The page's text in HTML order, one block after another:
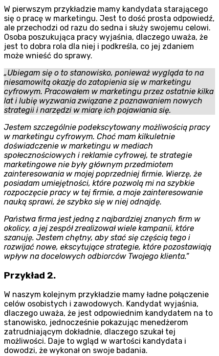
W pierwszym przykładzie mamy kandydata starającego
się o pracę w marketingu. Jest to dość prosta odpowiedź,
ale przechodzi od razu do sedna i służy swojemu celowi.
Osoba poszukująca pracy wyjaśnia, dlaczego uważa, że
jest to dobra rola dla niej i podkreśla, co jej zdaniem
może wnieść do sprawy.
„Ubiegam się o to stanowisko, ponieważ wygląda to na
niesamowitą okazję do zatopienia się w marketingu
cyfrowym. Pracowałem w marketingu przez ostatnie kilka
lat i lubię wyzwania związane z poznawaniem nowych
strategii i narzędzi w miarę ich pojawiania się.
Jestem szczególnie podekscytowany możliwością pracy
w marketingu cyfrowym. Choć mam kilkuletnie
doświadczenie w marketingu w mediach
społecznościowych i reklamie cyfrowej, te strategie
marketingowe nie były głównym przedmiotem
zainteresowania w mojej poprzedniej firmie. Wierzę, że
posiadam umiejętności, które pozwolą mi na szybkie
rozpoczęcie pracy w tej firmie, a moje zainteresowanie
nauką sprawi, że szybko się w niej odnajdę.
Państwa firma jest jedną z najbardziej znanych firm w
okolicy, a jej zespół zrealizował wiele kampanii, które
szanuję. Jestem chętny, aby stać się częścią tego i
rozwijać nowe, ekscytujące strategie, które pozostawiają
wpływ na docelowych odbiorców Twojego klienta.”
Przykład 2.
W naszym kolejnym przykładzie mamy ładne połączenie
celów osobistych i zawodowych. Kandydat wyjaśnia,
dlaczego uważa, że jest odpowiednim kandydatem na to
stanowisko, jednocześnie pokazując menedżerom
zatrudniającym dokładnie, dlaczego szukał tej
możliwości. Daje to wgląd w wartości kandydata i
dowodzi, że wykonał on swoje badania.